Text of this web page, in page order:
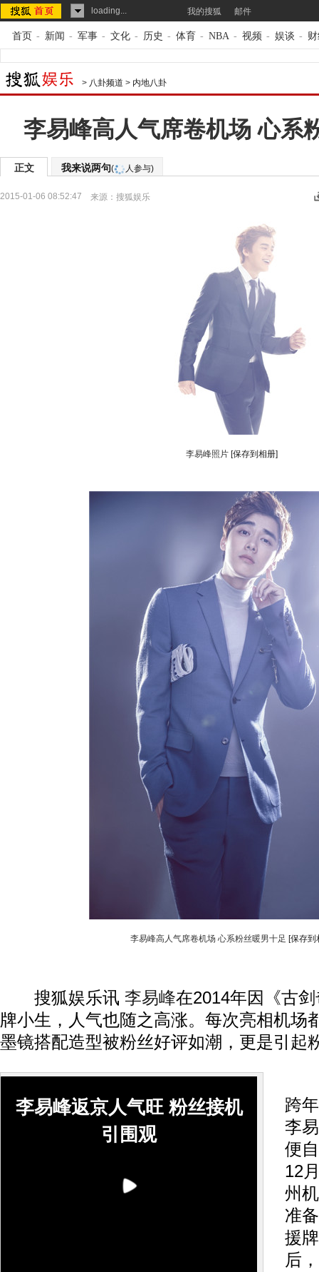
loading... 我的搜狐 邮件
首页 - 新闻 - 军事 - 文化 - 历史 - 体育 - NBA - 视频 - 娱谈 -
> 八卦频道 > 内地八卦
李易峰高人气席卷机场 心系
正文 我来说两句( 人参与)
2015-01-06 08:52:47 来源： 搜狐娱乐
李易峰照片 [保存到相册]
李易峰高人气席卷机场 心系粉丝暖男十足 [保存到
搜狐娱乐讯 李易峰在2014年因《古
牌小生，人气也随之高涨。每次亮相机场
墨镜搭配造型被粉丝好评如潮，更是引起
李易峰返京人气旺 粉丝接机
引围观
跨
李
便
12
州
准
援
后